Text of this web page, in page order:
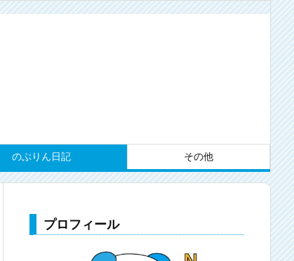
のぶりん日記 その他
プロフィール